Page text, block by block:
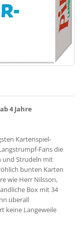
4 Jahre
Kartenspiel-
Fans die
und Strudeln mit
bunten Karten
wie Herr Nilsson,
Box mit 34
überall
keine Langeweile